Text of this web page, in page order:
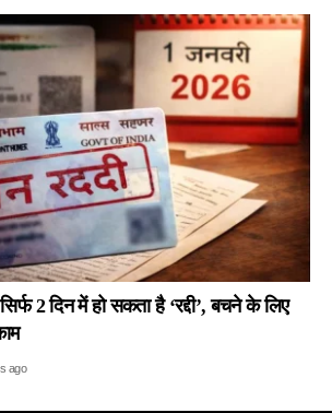
2 दिन में हो सकता है ‘रद्दी’, बचने के लिए
ago